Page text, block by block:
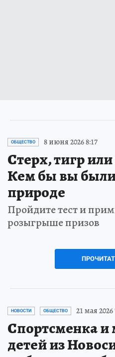
ОБЩЕСТВО 8 июня 2026 8:17
Стерх, тигр
Кем бы вы
природе
Пройдите тест и
розыгрыше призов
НОВОСТИ ОБЩЕСТВО 21 мая 2026
Спортсменка и
детей из